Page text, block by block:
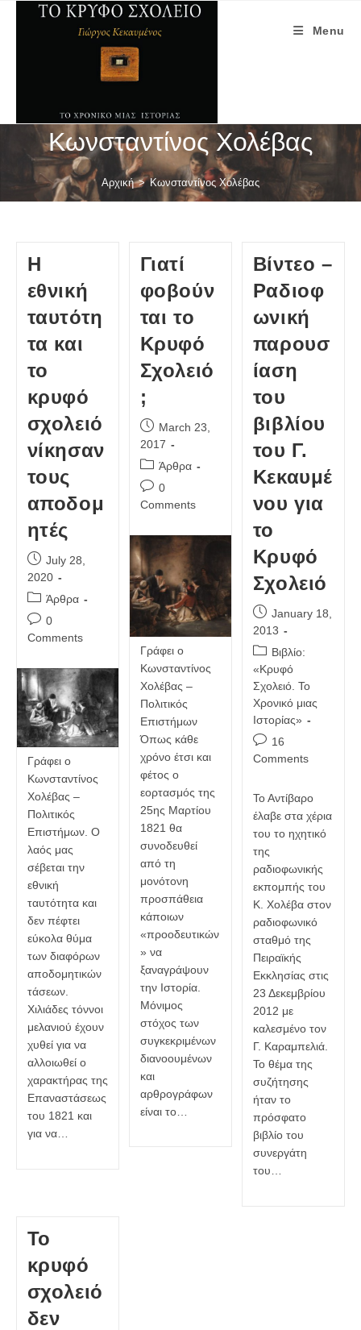
Menu
Κωνσταντίνος Χολέβας
Αρχική > Κωνσταντίνος Χολέβας
Η
εθνική
ταυτότη
τα και
το
κρυφό
σχολειό
νίκησαν
τους
αποδομ
ητές
Post
published:
July 28,
2020
Post
category:
Άρθρα
Post
comments:
0
Comments
Γράφει ο
Κωνσταντίνος
Χολέβας –
Πολιτικός
Επιστήμων. Ο
λαός μας
σέβεται την
εθνική
ταυτότητα και
δεν πέφτει
εύκολα θύμα
των διαφόρων
αποδομητικών
τάσεων.
Χιλιάδες τόννοι
μελανιού έχουν
χυθεί για να
αλλοιωθεί ο
χαρακτήρας της
Επαναστάσεως
του 1821 και
για να…
Γιατί
φοβούν
ται το
Κρυφό
Σχολειό
;
Post
published:
March 23,
2017
Post
category:
Άρθρα
Post
comments:
0
Comments
Γράφει ο
Κωνσταντίνος
Χολέβας –
Πολιτικός
Επιστήμων
Όπως κάθε
χρόνο έτσι και
φέτος ο
εορτασμός της
25ης Μαρτίου
1821 θα
συνοδευθεί
από τη
μονότονη
προσπάθεια
κάποιων
«προοδευτικών
» να
ξαναγράψουν
την Ιστορία.
Μόνιμος
στόχος των
συγκεκριμένων
διανοουμένων
και
αρθρογράφων
είναι το…
Βίντεο –
Ραδιοφ
ωνική
παρουσ
ίαση
του
βιβλίου
του Γ.
Κεκαυμέ
νου για
το
Κρυφό
Σχολειό
Post
published:
January 18,
2013
Post
category:
Βιβλίο:
«Κρυφό
Σχολειό. Το
Χρονικό μιας
Ιστορίας»
Post
comments:
16
Comments
Το Αντίβαρο
έλαβε στα χέρια
του το ηχητικό
της
ραδιοφωνικής
εκπομπής του
Κ. Χολέβα στον
ραδιοφωνικό
σταθμό της
Πειραϊκής
Εκκλησίας στις
23 Δεκεμβρίου
2012 με
καλεσμένο τον
Γ. Καραμπελιά.
Το θέμα της
συζήτησης
ήταν το
πρόσφατο
βιβλίο του
συνεργάτη
του…
Το
κρυφό
σχολειό
δεν